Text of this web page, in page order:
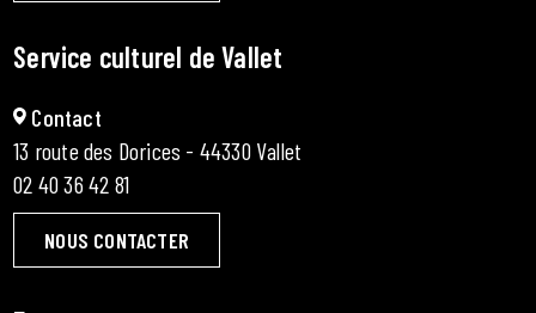
Service culturel de Vallet
Contact
13 route des Dorices - 44330 Vallet
02 40 36 42 81
NOUS CONTACTER